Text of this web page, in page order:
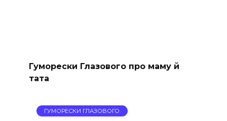
Гуморески Глазового про маму й
тата
ГУМОРЕСКИ ГЛАЗОВОГО